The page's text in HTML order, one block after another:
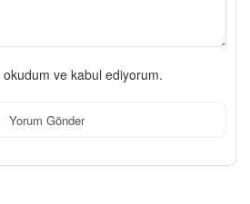
okudum ve kabul ediyorum.
Yorum Gönder